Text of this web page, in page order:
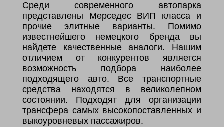
Среди современного автопарка
представлены Мерседес ВИП класса и
прочие элитные варианты. Помимо
известнейшего немецкого бренда вы
найдете качественные аналоги. Нашим
отличием от конкурентов является
возможность подбора наиболее
подходящего авто. Все транспортные
средства находятся в великолепном
состоянии. Подходят для организации
трансфера самых высокопоставленных и
выкоуровневых пассажиров.